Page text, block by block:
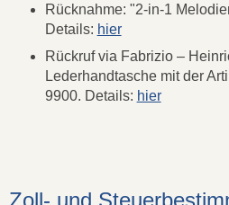
Rücknahme: "2-in-1
Details: hier
Rückruf via Fabrizio –
Lederhandtasche mit der
9900. Details: hier
Zoll- und